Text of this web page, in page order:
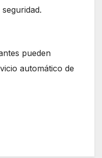
pueden
automático de